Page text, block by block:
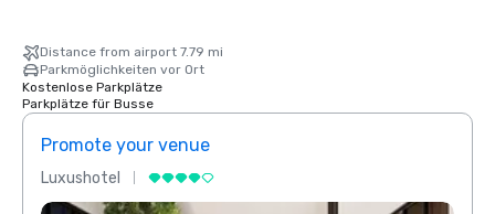
Distance from airport 7.79 mi
Parkmöglichkeiten vor Ort
Kostenlose Parkplätze
Parkplätze für Busse
Promote your venue
Luxushotel